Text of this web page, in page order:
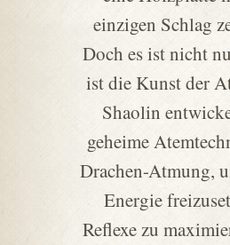
einzigen Schlag
Doch es ist nicht
ist die Kunst der
Shaolin
geheime
Drachen-Atmung,
Energie
Reflexe zu